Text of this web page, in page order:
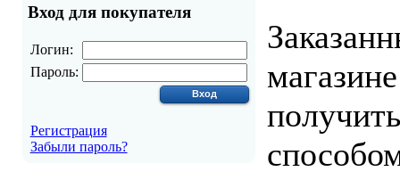
Вход для покупателя
Логин:
Пароль:
Регистрация
Забыли пароль?